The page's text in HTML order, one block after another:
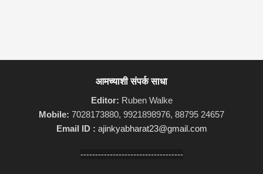
आमच्याशी संपर्क साधा
Editor: Ruben Walke
Mobile: 7028173880, 9921898976, 88795 24657
Email ID : ajinkyabharat23@gmail.com
-----------------------------------